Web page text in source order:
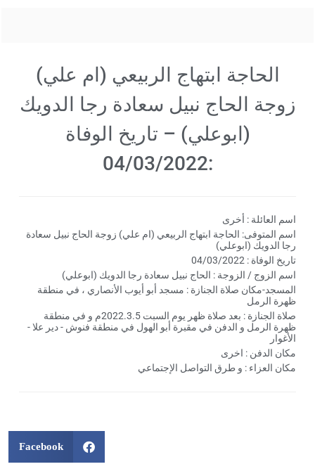
الحاجة ابتهاج الربيعي (ام علي)
زوجة الحاج نبيل سعادة رجا الدويك
(ابوعلي) – تاريخ الوفاة
:04/03/2022
اسم العائلة : أخرى
اسم المتوفى: الحاجة ابتهاج الربيعي (ام علي) زوجة الحاج نبيل سعادة
رجا الدويك (ابوعلي)
تاريخ الوفاة : 04/03/2022
اسم الزوج / الزوجة : الحاج نبيل سعادة رجا الدويك (ابوعلي)
المسجد-مكان صلاة الجنازة : مسجد أبو أيوب الأنصاري ، في منطقة
ظهرة الرمل
صلاة الجنازة : بعد صلاة ظهر يوم السبت 2022.3.5م و في منطقة
ظهرة الرمل و الدفن في مقبرة أبو الهول في منطقة فنوش - دير علا -
الأغوار
مكان الدفن : اخرى
مكان العزاء : و طرق التواصل الإجتماعي
Facebook